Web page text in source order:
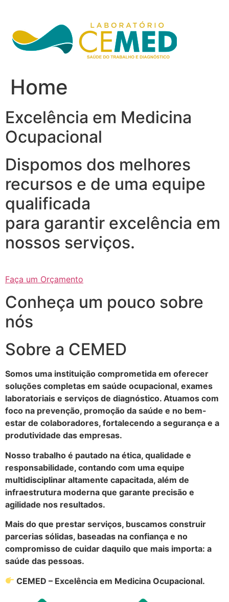
conteúdo
Home
Excelência em Medicina
Ocupacional
Dispomos dos melhores
recursos e de uma equipe
qualificada
para garantir excelência em
nossos serviços.
Faça um Orçamento
Conheça um pouco sobre
nós
Sobre a CEMED
Somos uma instituição comprometida em oferecer
soluções completas em saúde ocupacional, exames
laboratoriais e serviços de diagnóstico. Atuamos com
foco na prevenção, promoção da saúde e no bem-
estar de colaboradores, fortalecendo a segurança e a
produtividade das empresas.
Nosso trabalho é pautado na ética, qualidade e
responsabilidade, contando com uma equipe
multidisciplinar altamente capacitada, além de
infraestrutura moderna que garante precisão e
agilidade nos resultados.
Mais do que prestar serviços, buscamos construir
parcerias sólidas, baseadas na confiança e no
compromisso de cuidar daquilo que mais importa: a
saúde das pessoas.
CEMED – Excelência em Medicina Ocupacional.